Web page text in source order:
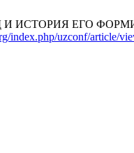
ЕГО
index.php/uzconf/article/